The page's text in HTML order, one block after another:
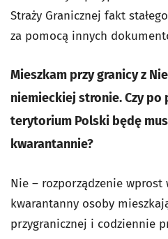
Straży Granicznej fakt
za pomocą innych
Mieszkam przy granicy z
niemieckiej stronie. Czy po
terytorium Polski będę
kwarantannie?
Nie – rozporządzenie wprost
kwarantanny osoby
przygranicznej i codziennie